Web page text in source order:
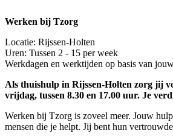
Werken bij Tzorg
Locatie: Rijssen-Holten
Uren: Tussen 2 - 15 per week
Werkdagen en werktijden op basis van
Als thuishulp in Rijssen-Holten zorg jij
vrijdag, tussen 8.30 en 17.00 uur. Je
Werken bij Tzorg is zoveel meer. Jouw
mensen die je helpt. Jij bent hun